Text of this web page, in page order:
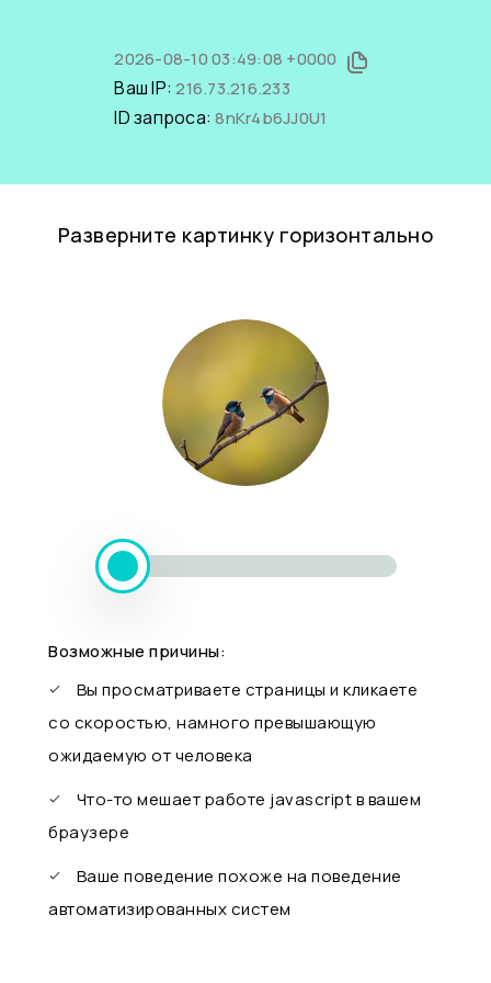
2026-08-10 03:49:08 +0000
Ваш IP:216.73.216.233
ID запроса:8nKr4b6JJ0U1
Разверните картинку горизонтально
Возможные причины:
Вы просматриваете страницы и кликаете
со скоростью, намного превышающую
ожидаемую от человека
Что-то мешает работе javascript в вашем
браузере
Ваше поведение похоже на поведение
автоматизированных систем